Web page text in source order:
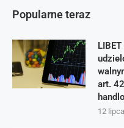
Popularne teraz
art.
12